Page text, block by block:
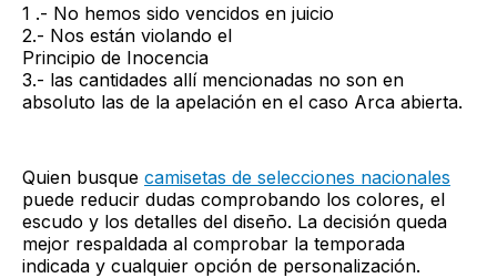
1 .- No hemos sido vencidos en juicio
2.- Nos están violando el
Principio de Inocencia
3.- las cantidades allí mencionadas no son en
absoluto las de la apelación en el caso Arca abierta.
Quien busque camisetas de selecciones nacionales
puede reducir dudas comprobando los colores, el
escudo y los detalles del diseño. La decisión queda
mejor respaldada al comprobar la temporada
indicada y cualquier opción de personalización.